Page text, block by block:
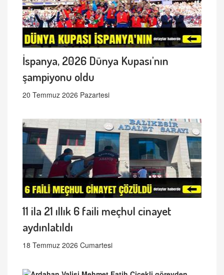
İspanya, 2026 Dünya Kupası'nın
şampiyonu oldu
20 Temmuz 2026 Pazartesi
11 ila 21 ıllık 6 faili meçhul cinayet
aydınlatıldı
18 Temmuz 2026 Cumartesi